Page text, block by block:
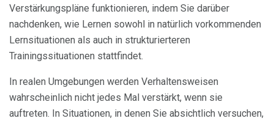
Verstärkungspläne funktionieren, indem Sie darüber
nachdenken, wie Lernen sowohl in natürlich vorkommenden
Lernsituationen als auch in strukturierteren
Trainingssituationen stattfindet.
In realen Umgebungen werden Verhaltensweisen
wahrscheinlich nicht jedes Mal verstärkt, wenn sie
auftreten. In Situationen, in denen Sie absichtlich versuchen,